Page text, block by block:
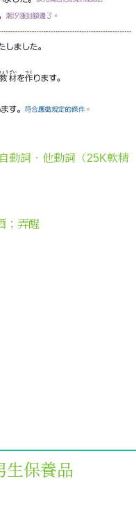
動詞‧他動詞（25K軟精
；弄醒
生保養品